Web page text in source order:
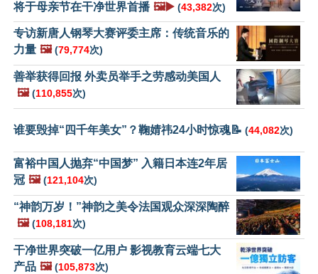
将于母亲节在干净世界首播 🖼️▶️ (43,382次)
专访新唐人钢琴大赛评委主席：传统音乐的
力量 🖼️ (79,774次)
善举获得回报 外卖员举手之劳感动美国人
🖼️ (110,855次)
谁要毁掉“四千年美女”？鞠婧祎24小时惊魂📝 (44,082次)
富裕中国人抛弃“中国梦” 入籍日本连2年居
冠 🖼️ (121,104次)
“神韵万岁！”神韵之美令法国观众深深陶醉
🖼️ (108,181次)
干净世界突破一亿用户 影视教育云端七大
产品 🖼️ (105,873次)